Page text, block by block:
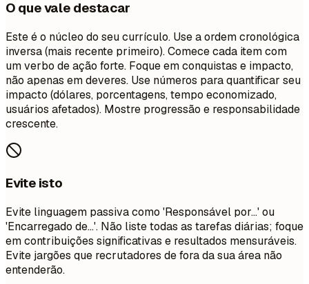
O que vale destacar
Este é o núcleo do seu currículo. Use a ordem cronológica
inversa (mais recente primeiro). Comece cada item com
um verbo de ação forte. Foque em conquistas e impacto,
não apenas em deveres. Use números para quantificar seu
impacto (dólares, porcentagens, tempo economizado,
usuários afetados). Mostre progressão e responsabilidade
crescente.
Evite isto
Evite linguagem passiva como 'Responsável por...' ou
'Encarregado de...'. Não liste todas as tarefas diárias; foque
em contribuições significativas e resultados mensuráveis.
Evite jargões que recrutadores de fora da sua área não
entenderão.